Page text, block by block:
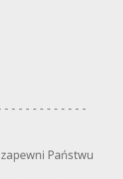
- - - - - - - - - - -
zapewni Państwu